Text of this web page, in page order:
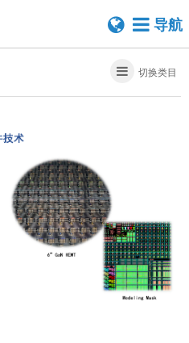
导航
切换类目